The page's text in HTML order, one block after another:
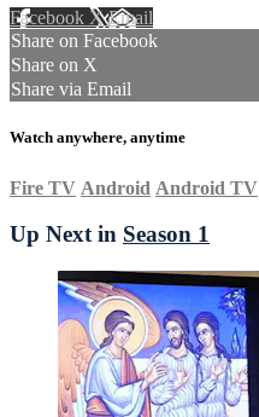
Facebook XEmail
Share on Facebook
Share on X
Share via Email
Watch anywhere, anytime
Fire TV Android Android TV
Up Next in Season 1